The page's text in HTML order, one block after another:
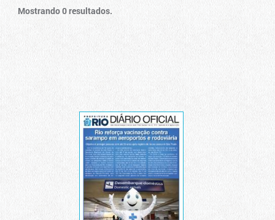
Mostrando 0 resultados.